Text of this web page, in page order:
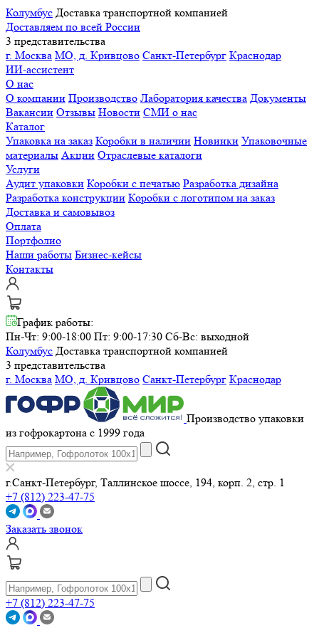
Колумбус Доставка транспортной компанией
Доставляем по всей России
3 представительства
г. Москва МО, д. Кривцово Санкт-Петербург Краснодар
ИИ-ассистент
О нас
О компании Производство Лаборатория качества Документы
Вакансии Отзывы Новости СМИ о нас
Каталог
Упаковка на заказ Коробки в наличии Новинки Упаковочные
материалы Акции Отраслевые каталоги
Услуги
Аудит упаковки Коробки с печатью Разработка дизайна
Разработка конструкции Коробки с логотипом на заказ
Доставка и самовывоз
Оплата
Портфолио
Наши работы Бизнес-кейсы
Контакты
График работы:
Пн-Чт: 9:00-18:00 Пт: 9:00-17:30 Сб-Вс: выходной
Колумбус Доставка транспортной компанией
3 представительства
г. Москва МО, д. Кривцово Санкт-Петербург Краснодар
Производство упаковки
из гофрокартона с 1999 года
г.Санкт-Петербург, Таллинское шоссе, 194, корп. 2, стр. 1
+7 (812) 223-47-75
Заказать звонок
+7 (812) 223-47-75